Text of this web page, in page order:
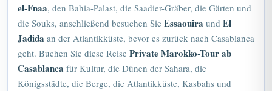
el-Fnaa, den Bahia-Palast, die Saadier-Gräber, die Gärten und
die Souks, anschließend besuchen Sie Essaouira und El
Jadida an der Atlantikküste, bevor es zurück nach Casablanca
geht. Buchen Sie diese Reise Private Marokko-Tour ab
Casablanca für Kultur, die Dünen der Sahara, die
Königsstädte, die Berge, die Atlantikküste, Kasbahs und